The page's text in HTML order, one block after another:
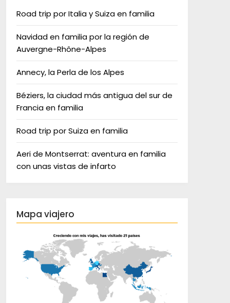
Road trip por Italia y Suiza en familia
Navidad en familia por la región de
Auvergne-Rhône-Alpes
Annecy, la Perla de los Alpes
Béziers, la ciudad más antigua del sur de
Francia en familia
Road trip por Suiza en familia
Aeri de Montserrat: aventura en familia
con unas vistas de infarto
Mapa viajero